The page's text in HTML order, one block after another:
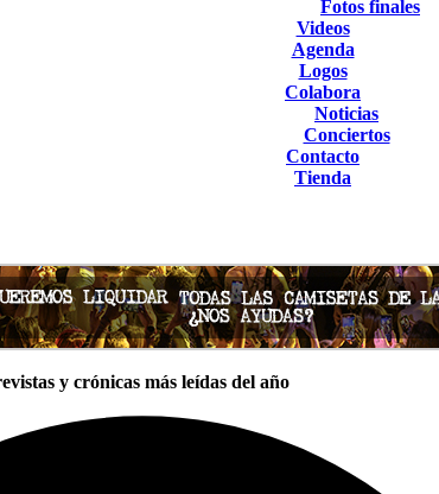
Fotos finales
Videos
Agenda
Logos
Colabora
Noticias
Conciertos
Contacto
Tienda
y crónicas más leídas del año